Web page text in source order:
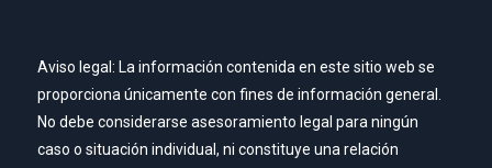
Aviso legal: La información contenida en este sitio web se
proporciona únicamente con fines de información general.
No debe considerarse asesoramiento legal para ningún
caso o situación individual, ni constituye una relación